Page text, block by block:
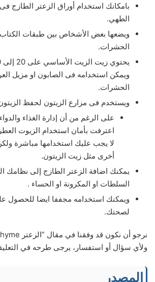
بامكانك استخدام أوراق الزعتر الطازج
الطهي.
ويضعها بعض الأشخاص بين طبقات
الحشرات.
ويمكن استخدامه فى الصابون او مزيل
الحشرات.
ويستخدم فى مزارع الزيتون لحفظ
اعترفت بأمان استخدام الزيوت
لا يجب عليك استخدامها مباشرة
أخرى مثل زيت الزيتون.
يمكنك اضافة الزعتر الطازج إلى نظامك
السلطات او المكرونة او الحساء .
ويمكنك استخدامه مجففا ايضا للحصول
لصحتك.
ولأي سؤال أو استفسار، يرجى طرحه في
المصدر